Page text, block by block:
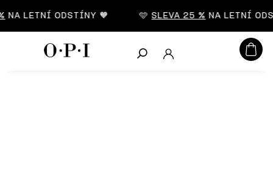
NA LETNÍ ODSTÍNY 🧡 🩵 SLEVA 25 %NA LETNÍ
CZK
Hledat